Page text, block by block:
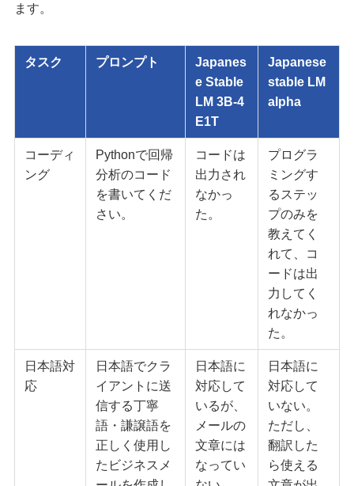
ます。
タスク プロンプト
Japanes
e Stable
LM 3B-4
E1T
Japanese
stable LM
alpha
コーディ
ング
Pythonで回帰
分析のコード
を書いてくだ
さい。
コードは
出力され
なかっ
た。
プログラ
ミングす
るステッ
プのみを
教えてく
れて、コ
ードは出
力してく
れなかっ
た。
日本語対
応
日本語でクラ
イアントに送
信する丁寧
語・謙譲語を
正しく使用し
たビジネスメ
日本語に
対応して
いるが、
メールの
文章には
なってい
日本語に
対応して
いない。
ただし、
翻訳した
ら使える